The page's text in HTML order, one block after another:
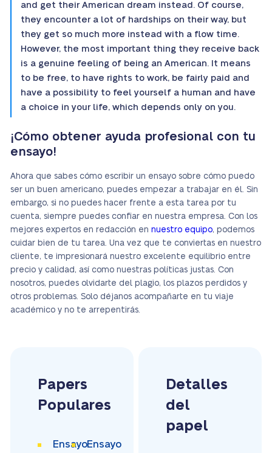
and get their American dream instead. Of course,
they encounter a lot of hardships on their way, but
they get so much more instead with a flow time.
However, the most important thing they receive back
is a genuine feeling of being an American. It means
to be free, to have rights to work, be fairly paid and
have a possibility to feel yourself a human and have
a choice in your life, which depends only on you.
¡Cómo obtener ayuda profesional con tu
ensayo!
Ahora que sabes cómo escribir un ensayo sobre cómo puedo
ser un buen americano, puedes empezar a trabajar en él. Sin
embargo, si no puedes hacer frente a esta tarea por tu
cuenta, siempre puedes confiar en nuestra empresa. Con los
mejores expertos en redacción en nuestro equipo, podemos
cuidar bien de tu tarea. Una vez que te conviertas en nuestro
cliente, te impresionará nuestro excelente equilibrio entre
precio y calidad, así como nuestras políticas justas. Con
nosotros, puedes olvidarte del plagio, los plazos perdidos y
otros problemas. Solo déjanos acompañarte en tu viaje
académico y no te arrepentirás.
Papers
Populares
EnsayoEnsayo
Detalles
del
papel